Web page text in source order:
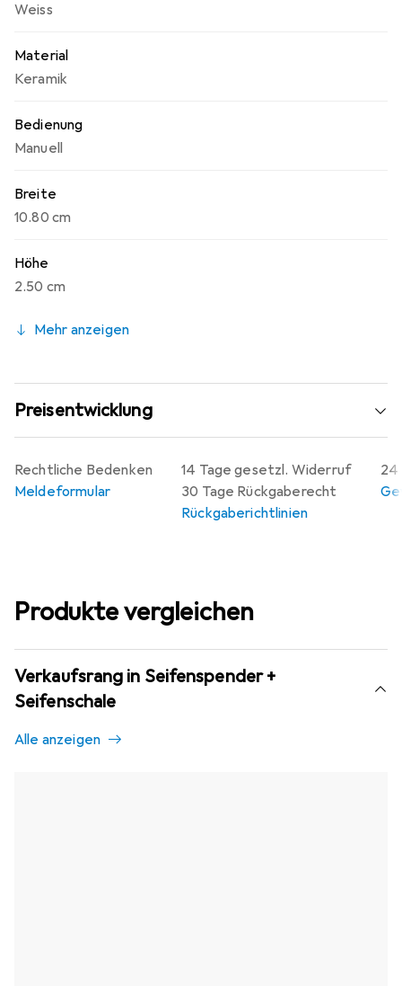
Weiss
Material
Keramik
Bedienung
Manuell
Breite
10.80 cm
Höhe
2.50 cm
Mehr anzeigen
Preisentwicklung
14 Tage gesetzl. Widerruf
30 Tage Rückgaberecht
Rückgaberichtlinien
24
Rechtliche Bedenken
Meldeformular
Produkte vergleichen
Verkaufsrang in Seifenspender +
Seifenschale
Alle anzeigen